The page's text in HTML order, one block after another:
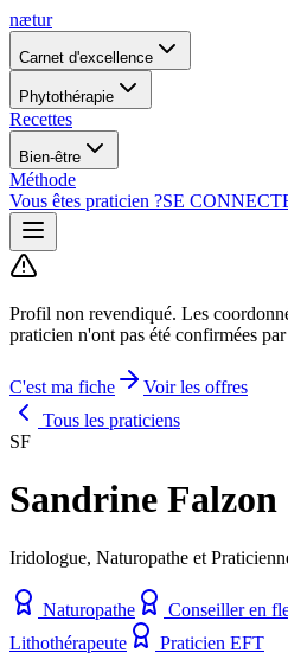
nætur
Carnet d'excellence
Phytothérapie
Recettes
Bien-être
Méthode
Vous êtes praticien ?SE
Profil non revendiqué. Les
praticien n'ont pas été confirmées
C'est ma fiche
Voir les offres
Tous les praticiens
SF
Sandrine Falzon
Iridologue, Naturopathe et
Naturopathe Conseiller en
Lithothérapeute
Praticien EFT